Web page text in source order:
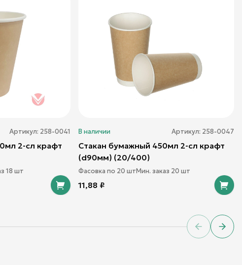
Артикул: 258-0041
2-сл крафт
18 шт
В наличии Артикул: 258-0047
Стакан бумажный 450мл 2-сл крафт
(d90мм) (20/400)
Фасовка по 20 штМин. заказ 20 шт
11,88 ₽
Previous
Next